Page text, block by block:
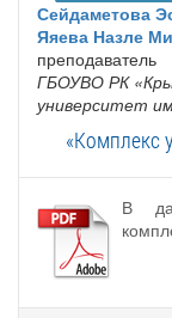
Сейдаметова
Яяева Назле
преподаватель
ГБОУВО РК
университет
«Комплекс
В